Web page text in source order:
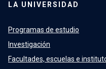
LA UNIVERSIDAD
Programas de estudio
Investigación
Facultades, escuelas e